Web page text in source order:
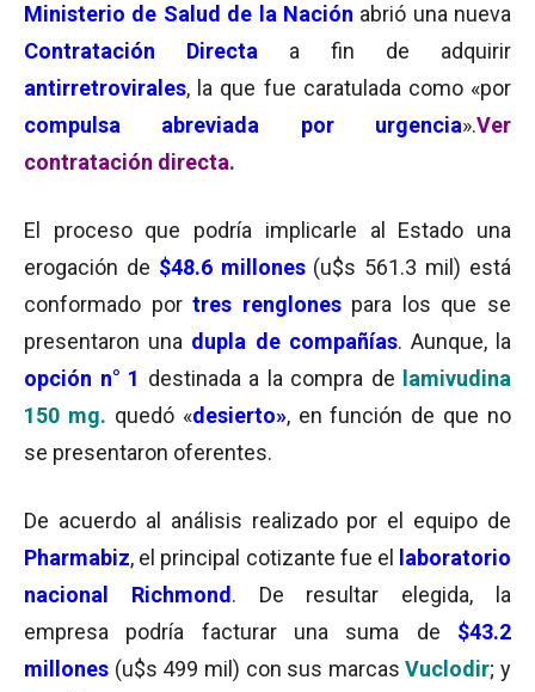
Ministerio de Salud de la Nación abrió una nueva
Contratación Directa a fin de adquirir
antirretrovirales, la que fue caratulada como «por
compulsa abreviada por urgencia».Ver
contratación directa.
El proceso que podría implicarle al Estado una
erogación de $48.6 millones(u$s 561.3 mil) está
conformado portres renglonespara los que se
presentaron una dupla de compañías. Aunque, la
opción n° 1 destinada a la compra de lamivudina
150 mg. quedó «desierto», en función de que no
se presentaron oferentes.
De acuerdo al análisis realizado por el equipo de
Pharmabiz, el principal cotizante fue el
laboratorio
nacional Richmond . De resultar elegida, la
empresa podría facturar una suma de $43.2
millones (u$s 499 mil) con sus marcasVuclodir; y